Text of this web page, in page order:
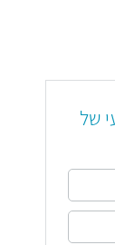
של